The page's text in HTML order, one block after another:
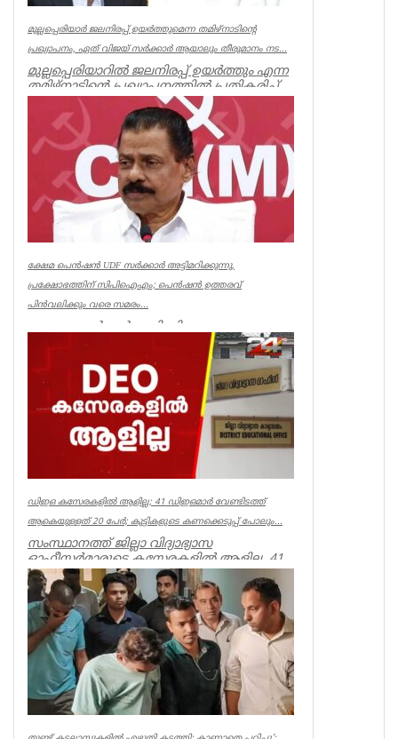
മുല്ലപ്പെരിയാർ ജലനിരപ്പ് ഉയർത്തുമെന്ന തമിഴ്നാടിന്റെ
പ്രഖ്യാപനം, ഏത് വിജയ് സർക്കാർ ആയാലും തീരുമാനം നട...
മുല്ലപ്പെരിയാറിൽ ജലനിരപ്പ് ഉയർത്തും എന്ന
തമിഴ്നാടിന്റെ പ്രഖ്യാപനത്തിൽ പ്രതികരിച്ച്
മുൻമന്ത്രി എം എം...
Kerala
ക്ഷേമ പെൻഷൻ UDF സർക്കാർ അട്ടിമറിക്കുന്നു,
പ്രക്ഷോഭത്തിന് സിപിഐഎം; പെൻഷൻ ഉത്തരവ്
പിൻവലിക്കും വരെ സമരം...
ക്ഷേമ പെൻഷൻ അട്ടിമറിക്കാനുള്ള ബോധ
പൂർവമായ ശ്രമമാണ് യു ഡി എഫ് സർക്കാർ
നടത്തുന്നതെന്ന് സിപിഐഎം സംസ്ഥാ...
Kerala
ഡിഇഒ കസേരകളില്‍ ആളില്ല; 41 ഡിഇഒമാര്‍ വേണ്ടിടത്ത്
ആകെയുള്ളത് 20 പേര്‍; കുട്ടികളുടെ കണക്കെടുപ്പ് പോലും...
സംസ്ഥാനത്ത് ജില്ലാ വിദ്യാഭ്യാസ
ഓഫീസര്‍മാരുടെ കസേരകളില്‍ ആളില്ല. 41
ഡിഇഒമാരില്‍ നിലവില്‍ ഉള്ളത് 20 പ...
Kerala